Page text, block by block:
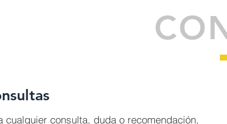
cualquier consulta, duda o recomendación,